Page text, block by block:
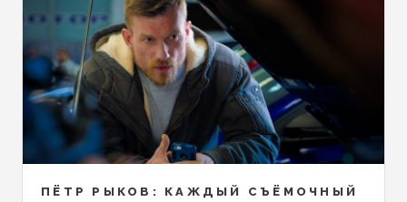
ПЁТР РЫКОВ: КАЖДЫЙ СЪЁМОЧНЫЙ